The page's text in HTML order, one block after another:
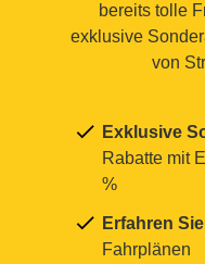
bereits tolle
exklusive
von
Exklusive
Rabatte mit
%
Erfahren
Fahrplänen